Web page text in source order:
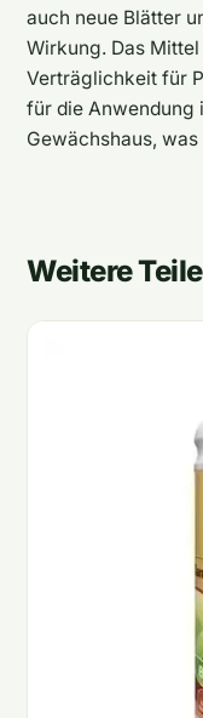
auch neue Blätter
Wirkung. Das
Verträglichkeit für
für die Anwendung
Gewächshaus,
Weitere